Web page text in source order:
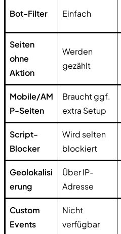
Bot-Filter Einfach
Seiten
ohne
Aktion
Werden
gezählt
Mobile/AM
P-Seiten
Braucht ggf.
extra Setup
Script-
Blocker
Wird selten
blockiert
Geolokalisi
erung
Über IP-
Adresse
Custom
Events
Nicht
verfügbar